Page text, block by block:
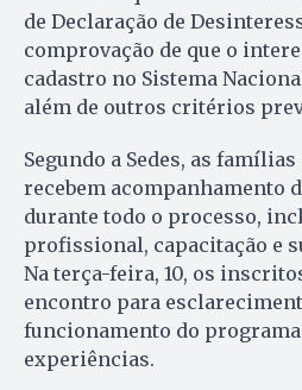
de Declaração de
comprovação de que o
cadastro no Sistema
além de outros critérios
Segundo a Sedes, as
recebem acompanhamento
durante todo o processo,
profissional, capacitação e
Na terça-feira, 10, os
encontro para
funcionamento do programa
experiências.